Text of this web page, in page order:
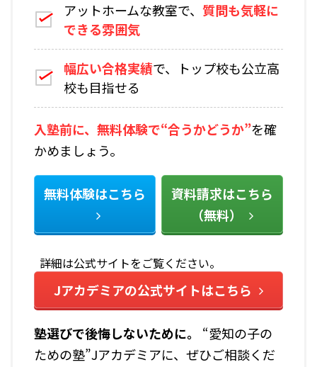
アットホームな教室で、 質問も気軽に
できる雰囲気
幅広い合格実績で、トップ校も公立高
校も目指せる
入塾前に、無料体験で“合うかどうか”を確
かめましょう。
無料体験はこちら
資料請求はこちら
（無料）
詳細は公式サイトをご覧ください。
Jアカデミアの公式サイトはこちら
塾選びで後悔しないために――。
“愛知の子の
ための塾”Jアカデミアに、ぜひご相談くだ